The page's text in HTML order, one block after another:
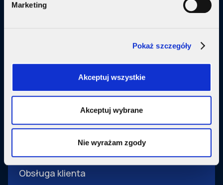
Marketing
Pokaż szczegóły
Akceptuj wszystkie
Akceptuj wybrane
Nie wyrażam zgody
Małe firmy
SupermediaGo
Pomoc i obsługa
Obsługa klienta